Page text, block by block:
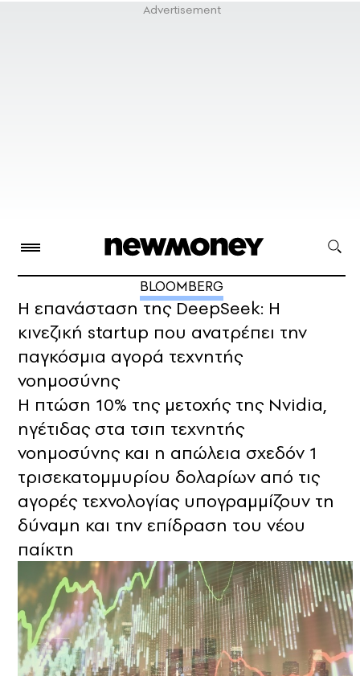
BLOOMBERG
Η επανάσταση της DeepSeek: Η
κινεζική startup που ανατρέπει την
παγκόσμια αγορά τεχνητής
νοημοσύνης
Η πτώση 10% της μετοχής της Nvidia,
ηγέτιδας στα τσιπ τεχνητής
νοημοσύνης και η απώλεια σχεδόν 1
τρισεκατομμυρίου δολαρίων από τις
αγορές τεχνολογίας υπογραμμίζουν τη
δύναμη και την επίδραση του νέου
παίκτη